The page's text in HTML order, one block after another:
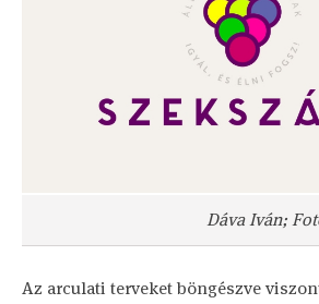
Dáva Iván;
Az arculati terveket böngészve